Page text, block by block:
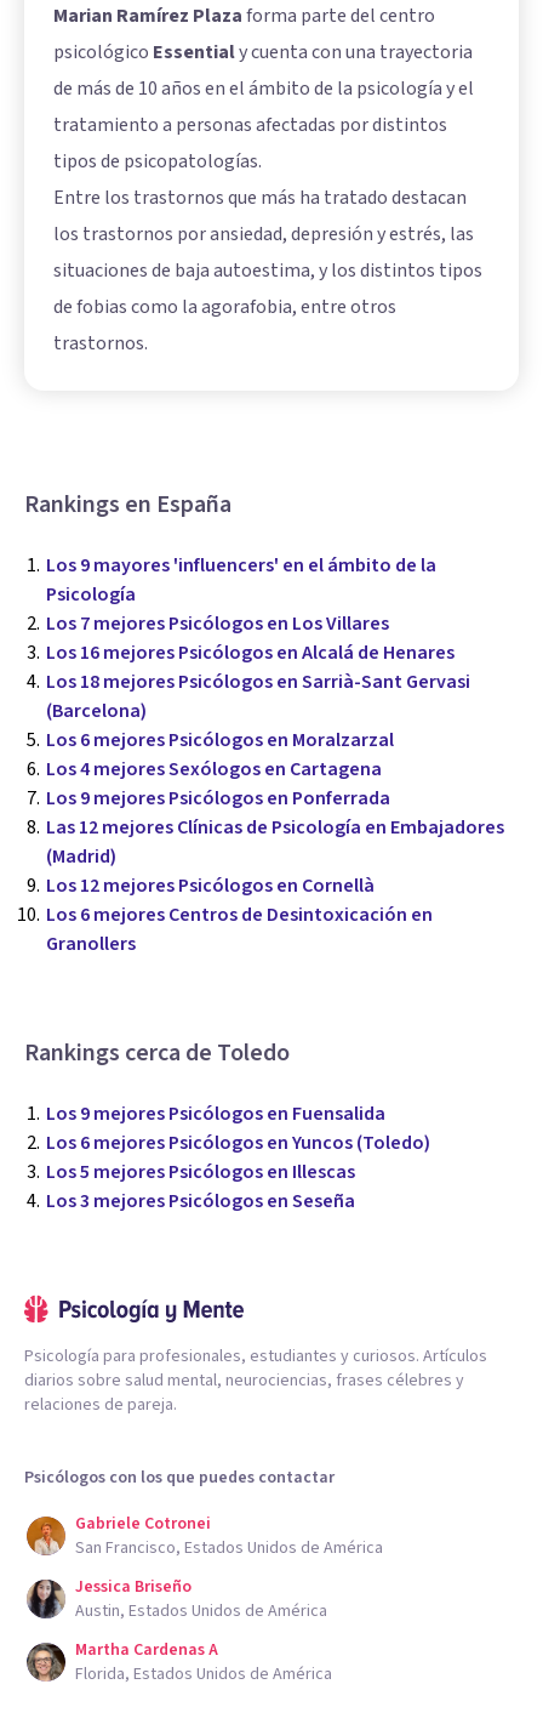
Marian Ramírez Plazaforma parte del centro
psicológico Essentialy cuenta con una trayectoria
de más de 10 años en el ámbito de la psicología y el
tratamiento a personas afectadas por distintos
tipos de psicopatologías.
Entre los trastornos que más ha tratado destacan
los trastornos por ansiedad, depresión y estrés, las
situaciones de baja autoestima, y los distintos tipos
de fobias como la agorafobia, entre otros
trastornos.
Rankings en España
Los 9 mayores 'influencers' en el ámbito de la
Psicología
Los 7 mejores Psicólogos en Los Villares
Los 16 mejores Psicólogos en Alcalá de Henares
Los 18 mejores Psicólogos en Sarrià-Sant Gervasi
(Barcelona)
Los 6 mejores Psicólogos en Moralzarzal
Los 4 mejores Sexólogos en Cartagena
Los 9 mejores Psicólogos en Ponferrada
Las 12 mejores Clínicas de Psicología en Embajadores
(Madrid)
Los 12 mejores Psicólogos en Cornellà
Los 6 mejores Centros de Desintoxicación en
Granollers
Rankings cerca de Toledo
Los 9 mejores Psicólogos en Fuensalida
Los 6 mejores Psicólogos en Yuncos (Toledo)
Los 5 mejores Psicólogos en Illescas
Los 3 mejores Psicólogos en Seseña
Psicología para profesionales, estudiantes y curiosos. Artículos
diarios sobre salud mental, neurociencias, frases célebres y
relaciones de pareja.
Psicólogos con los que puedes contactar
Gabriele Cotronei
San Francisco, Estados Unidos de América
Jessica Briseño
Austin, Estados Unidos de América
Martha Cardenas A
Florida, Estados Unidos de América